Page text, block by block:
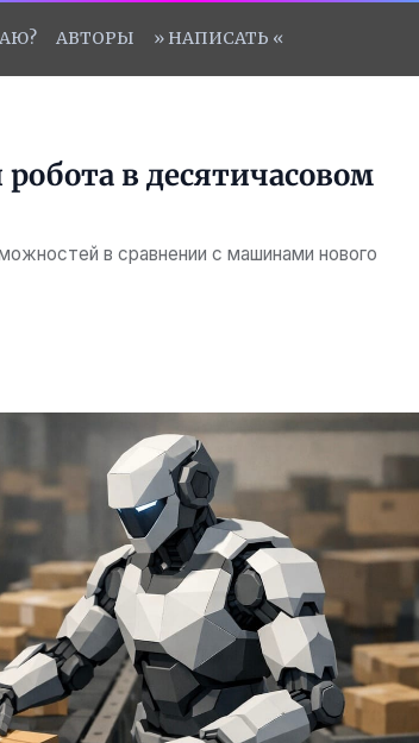
АВТОРЫ » НАПИСАТЬ «
в десятичасовом
в сравнении с машинами нового